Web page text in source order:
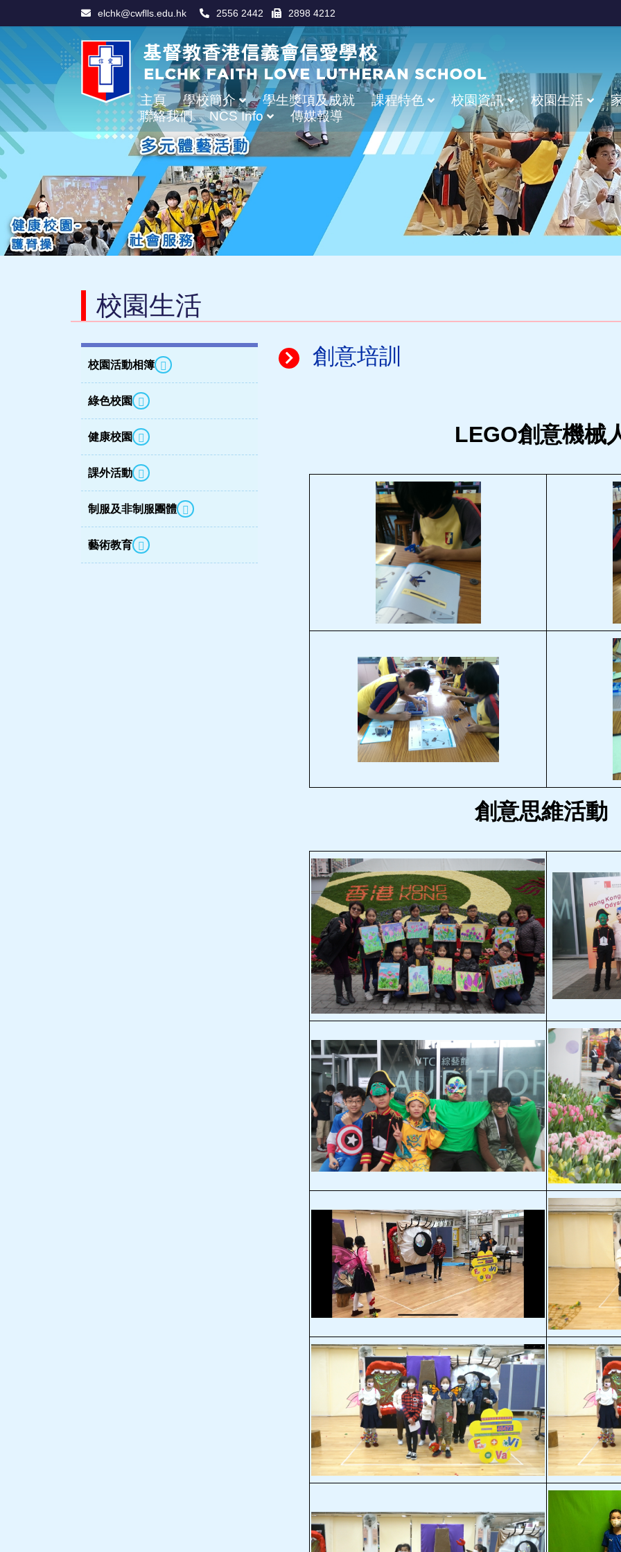
elchk@cwflls.edu.hk 2556 2442 2898 4212
主頁 學校簡介 學生獎項及成就 課程特色 校園資訊 校園生活
聯絡我們
NCS Info 傳媒報導
校園生活
校園活動相簿
綠色校園
健康校園
課外活動
制服及非制服團體
藝術教育
創意培訓
LEGO創意機械
創意思維活動